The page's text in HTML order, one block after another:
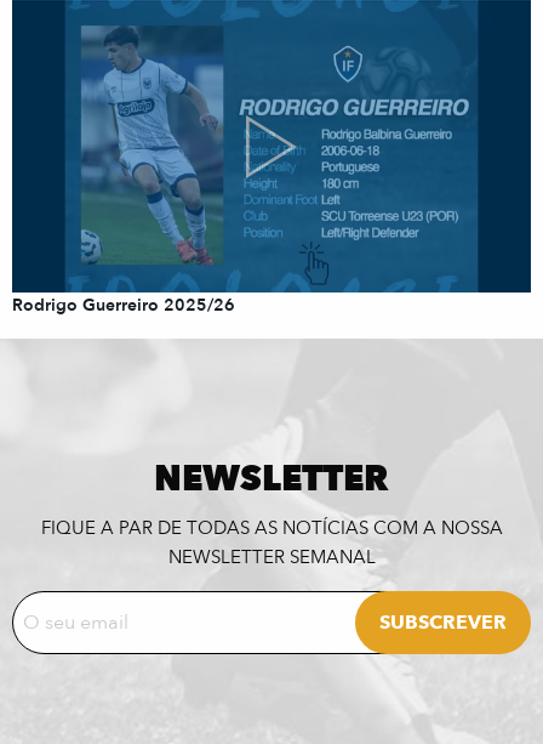
Rodrigo Guerreiro 2025/26
NEWSLETTER
FIQUE A PAR DE TODAS AS NOTÍCIAS COM A NOSSA
NEWSLETTER SEMANAL